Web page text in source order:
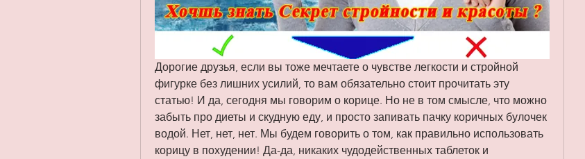
Дорогие друзья, если вы тоже мечтаете о чувстве легкости и стройной
фигурке без лишних усилий, то вам обязательно стоит прочитать эту
статью! И да, сегодня мы говорим о корице. Но не в том смысле, что можно
забыть про диеты и скудную еду, и просто запивать пачку коричных булочек
водой. Нет, нет, нет. Мы будем говорить о том, как правильно использовать
корицу в похудении! Да-да, никаких чудодейственных таблеток и